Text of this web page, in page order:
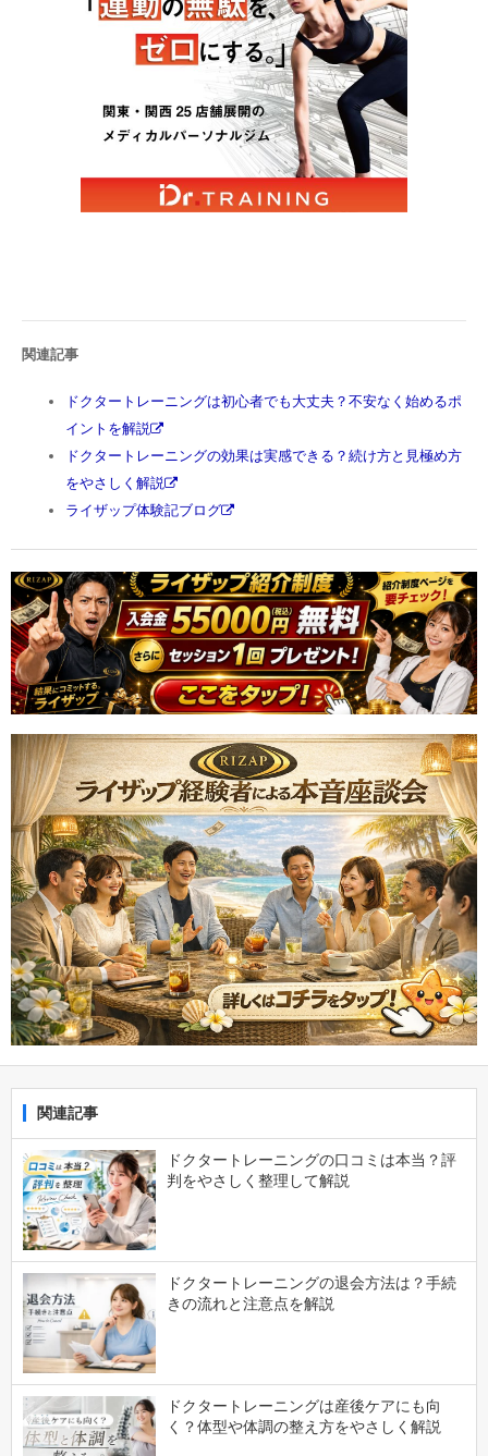
関連記事
ドクタートレーニングは初心者でも大丈夫？不安なく始めるポ
イントを解説
ドクタートレーニングの効果は実感できる？続け方と見極め方
をやさしく解説
ライザップ体験記ブログ
関連記事
ドクタートレーニングの口コミは本当？評
判をやさしく整理して解説
ドクタートレーニングの退会方法は？手続
きの流れと注意点を解説
ドクタートレーニングは産後ケアにも向
く？体型や体調の整え方をやさしく解説